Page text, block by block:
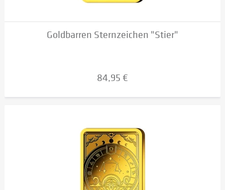
Goldbarren Sternzeichen "Stier"
84,95 €